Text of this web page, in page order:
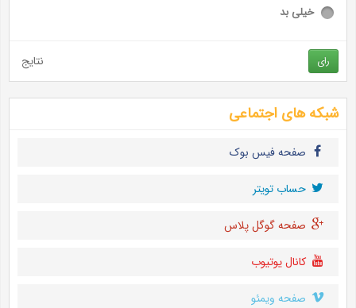
خیلی بد
رای نتایج
شبکه های اجتماعی
صفحه فیس بوک
حساب تويتر
صفحه گوگل پلاس
کانال یوتیوب
صفحه ویمئو